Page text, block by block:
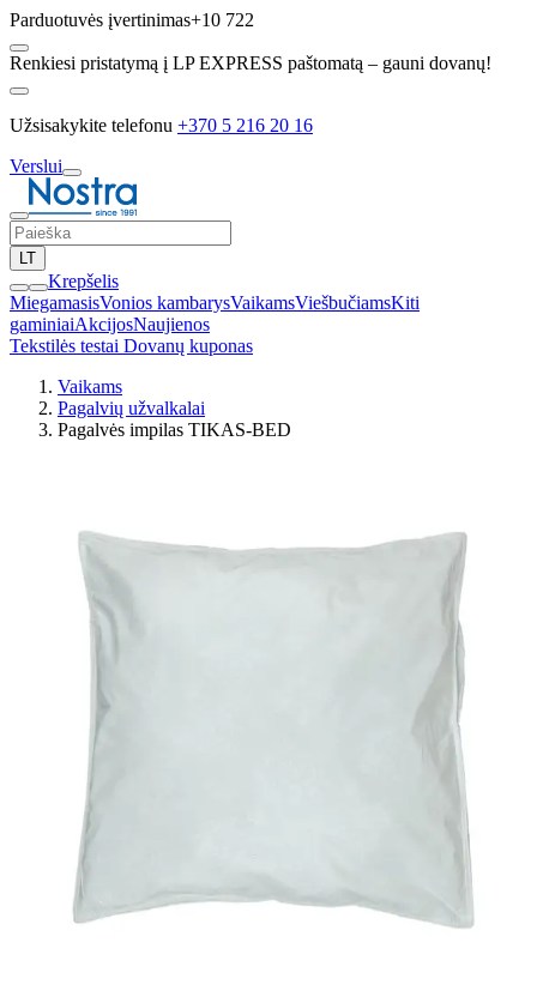
Parduotuvės įvertinimas+10 722
Renkiesi pristatymą į LP EXPRESS paštomatą – gauni dovanų!
Užsisakykite telefonu +370 5 216 20 16
Verslui
LT
Krepšelis
MiegamasisVonios kambarysVaikamsViešbučiamsKiti
gaminiaiAkcijosNaujienos
Tekstilės testai Dovanų kuponas
Vaikams
Pagalvių užvalkalai
Pagalvės impilas TIKAS-BED